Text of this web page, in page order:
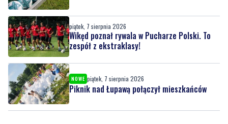
piątek, 7 sierpnia 2026
Wikęd poznał rywala w Pucharze Polski. To
zespół z ekstraklasy!
NOWE piątek, 7 sierpnia 2026
Piknik nad Łupawą połączył mieszkańców